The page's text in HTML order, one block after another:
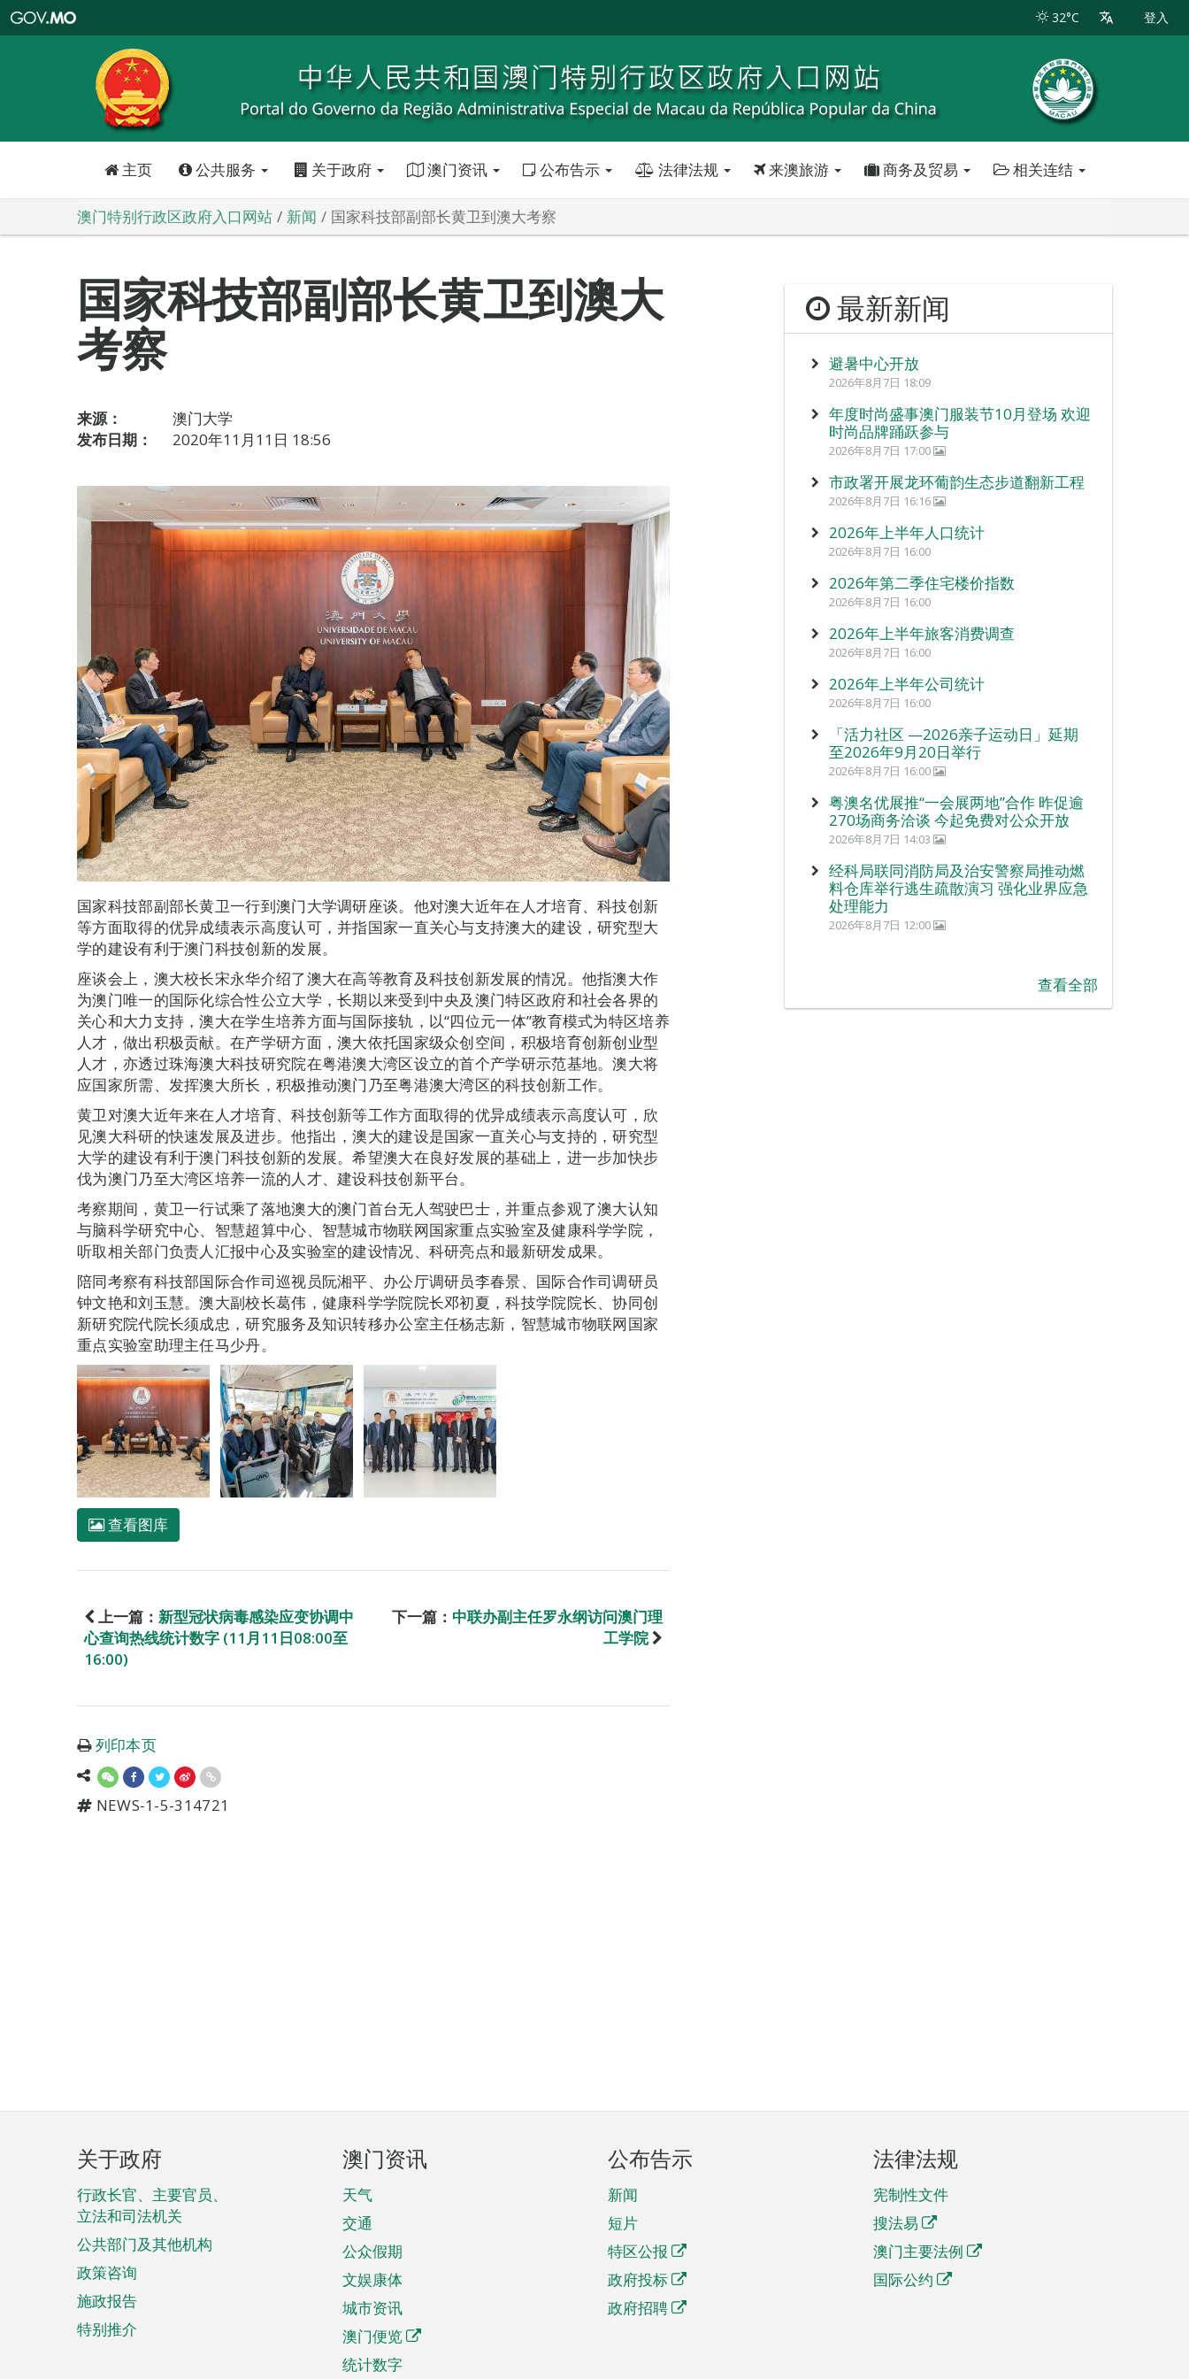
特
政
区
政
口
32°C 登入
主页 公共服务 关于政府 澳门资讯 公布告示 法律法规 来澳旅游 商务及贸易 相关连结
澳门特别行政区政府入口网站 新闻 国家科技部副部长黄卫到澳大考察
国家科技部副部长黄卫到澳大
考察
来源：
澳门大学
发布日期：
2020年11月11日 18:56
国家科技部副部长黄卫一行到澳门大学调研座谈。他对澳大近年在人才培育、科技创新
等方面取得的优异成绩表示高度认可，并指国家一直关心与支持澳大的建设，研究型大
学的建设有利于澳门科技创新的发展。
座谈会上，澳大校长宋永华介绍了澳大在高等教育及科技创新发展的情况。他指澳大作
为澳门唯一的国际化综合性公立大学，长期以来受到中央及澳门特区政府和社会各界的
关心和大力支持，澳大在学生培养方面与国际接轨，以“四位元一体”教育模式为特区培养
人才，做出积极贡献。在产学研方面，澳大依托国家级众创空间，积极培育创新创业型
人才，亦透过珠海澳大科技研究院在粤港澳大湾区设立的首个产学研示范基地。澳大将
应国家所需、发挥澳大所长，积极推动澳门乃至粤港澳大湾区的科技创新工作。
黄卫对澳大近年来在人才培育、科技创新等工作方面取得的优异成绩表示高度认可，欣
见澳大科研的快速发展及进步。他指出，澳大的建设是国家一直关心与支持的，研究型
大学的建设有利于澳门科技创新的发展。希望澳大在良好发展的基础上，进一步加快步
伐为澳门乃至大湾区培养一流的人才、建设科技创新平台。
考察期间，黄卫一行试乘了落地澳大的澳门首台无人驾驶巴士，并重点参观了澳大认知
与脑科学研究中心、智慧超算中心、智慧城市物联网国家重点实验室及健康科学学院，
听取相关部门负责人汇报中心及实验室的建设情况、科研亮点和最新研发成果。
陪同考察有科技部国际合作司巡视员阮湘平、办公厅调研员李春景、国际合作司调研员
钟文艳和刘玉慧。澳大副校长葛伟，健康科学学院院长邓初夏，科技学院院长、协同创
新研究院代院长须成忠，研究服务及知识转移办公室主任杨志新，智慧城市物联网国家
重点实验室助理主任马少丹。
查看图库
上一篇： 新型冠状病毒感染应变协调中
心查询热线统计数字 (11月11日08:00至
16:00)
下一篇： 中联办副主任罗永纲访问澳门理
工学院
列印本页
NEWS-1-5-314721
最新新闻
避暑中心开放
2026年8月7日 18:09
年度时尚盛事澳门服装节10月登场 欢迎
时尚品牌踊跃参与
2026年8月7日 17:00
市政署开展龙环葡韵生态步道翻新工程
2026年8月7日 16:16
2026年上半年人口统计
2026年8月7日 16:00
2026年第二季住宅楼价指数
2026年8月7日 16:00
2026年上半年旅客消费调查
2026年8月7日 16:00
2026年上半年公司统计
2026年8月7日 16:00
「活力社区 —2026亲子运动日」延期
至2026年9月20日举行
2026年8月7日 16:00
粤澳名优展推“一会展两地”合作 昨促逾
270场商务洽谈 今起免费对公众开放
2026年8月7日 14:03
经科局联同消防局及治安警察局推动燃
料仓库举行逃生疏散演习 强化业界应急
处理能力
2026年8月7日 12:00
查看全部
页
脚
菜
单
关于政府
行政长官、主要官员、
立法和司法机关
公共部门及其他机构
政策咨询
施政报告
特别推介
澳门资讯
天气
交通
公众假期
文娱康体
城市资讯
澳门便览
统计数字
公布告示
新闻
短片
特区公报
政府投标
政府招聘
法律法规
宪制性文件
搜法易
澳门主要法例
国际公约